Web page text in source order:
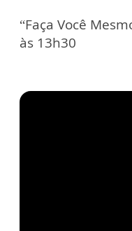
“Faça Você
às 13h30